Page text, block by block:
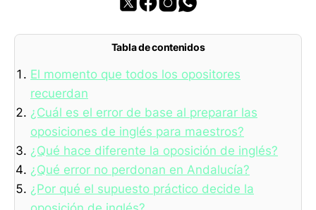
Tabla de contenidos
El momento que todos los opositores
recuerdan
¿Cuál es el error de base al preparar las
oposiciones de inglés para maestros?
¿Qué hace diferente la oposición de inglés?
¿Qué error no perdonan en Andalucía?
¿Por qué el supuesto práctico decide la